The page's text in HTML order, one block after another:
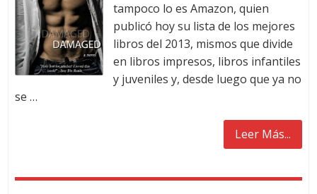
tampoco lo es Amazon, quien
publicó hoy su lista de los mejores
libros del 2013, mismos que divide
en libros impresos, libros infantiles
y juveniles y, desde luego que ya no
se …
Leer Más...